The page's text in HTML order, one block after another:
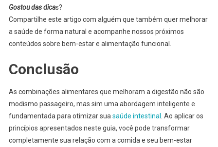
Gostou das dicas?
Compartilhe este artigo com alguém que também quer melhorar
a saúde de forma natural e acompanhe nossos próximos
conteúdos sobre bem-estar e alimentação funcional.
Conclusão
As combinações alimentares que melhoram a digestão não são
modismo passageiro, mas sim uma abordagem inteligente e
fundamentada para otimizar sua saúde intestinal
. Ao aplicar os
princípios apresentados neste guia, você pode transformar
completamente sua relação com a comida e seu bem-estar